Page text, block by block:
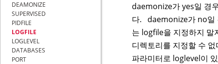
DEAMONIZE
SUPERVISED
PIDFILE
LOGFILE
LOGLEVEL
DATABASES
PORT
daemonize가 yes일 경
다. daemonize가 no일
는 logfile을 지정하지 말
디렉토리를 지정할 수
파라미터로 loglevel이